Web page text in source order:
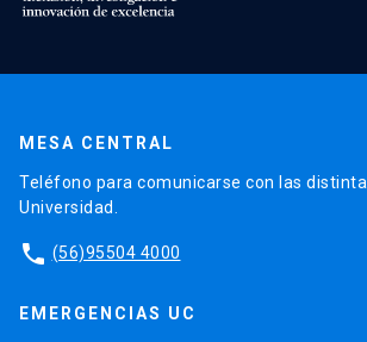
MESA CENTRAL
Teléfono para comunicarse con las
Universidad.
phone (56)95504 4000
EMERGENCIAS UC